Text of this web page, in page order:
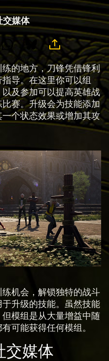
交媒体
的地方，刀锋凭借锋利
导。在这里你可以组
及参加可以提高英雄战
赛。升级会为技能添加
个状态效果或增加其攻
机会，解锁独特的战斗
升级的技能。虽然技能
模组是从大量增益中随
可能获得任何模组。
交媒体